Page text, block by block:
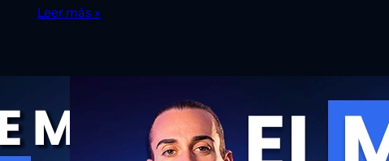
Leer más »